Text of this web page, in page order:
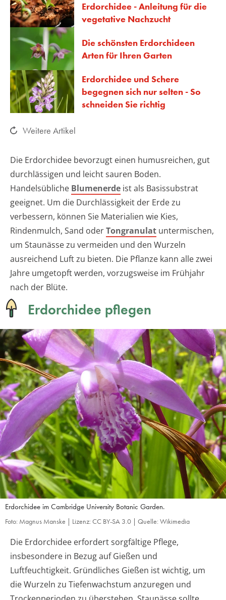
Erdorchidee - Anleitung für die
vegetative Nachzucht
Die schönsten Erdorchideen
Arten für Ihren Garten
Erdorchidee und Schere
begegnen sich nur selten - So
schneiden Sie richtig
Weitere Artikel
Die Erdorchidee bevorzugt einen humusreichen, gut
durchlässigen und leicht sauren Boden.
Handelsübliche Blumenerde ist als Basissubstrat
geeignet. Um die Durchlässigkeit der Erde zu
verbessern, können Sie Materialien wie Kies,
Rindenmulch, Sand oderTongranulat untermischen,
um Staunässe zu vermeiden und den Wurzeln
ausreichend Luft zu bieten. Die Pflanze kann alle zwei
Jahre umgetopft werden, vorzugsweise im Frühjahr
nach der Blüte.
Erdorchidee pflegen
Erdorchidee im Cambridge University Botanic Garden.
Foto: Magnus Manske | Lizenz: CC BY-SA 3.0 | Quelle: Wikimedia
Die Erdorchidee erfordert sorgfältige Pflege,
insbesondere in Bezug auf Gießen und
Luftfeuchtigkeit. Gründliches Gießen ist wichtig, um
die Wurzeln zu Tiefenwachstum anzuregen und